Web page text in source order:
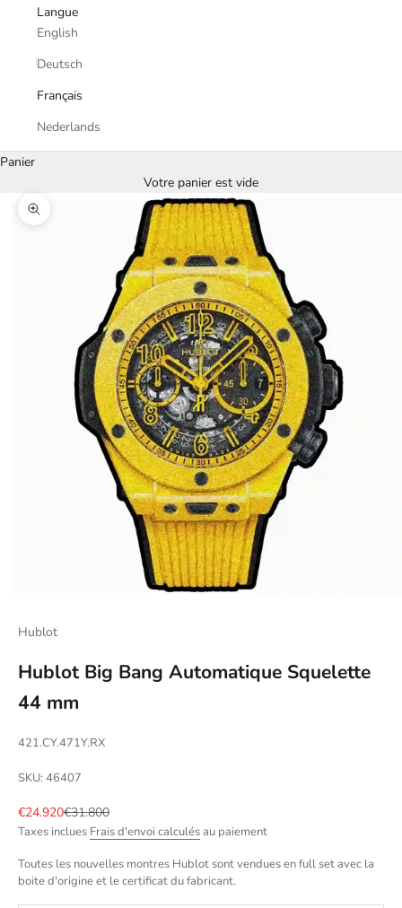
Langue
English
Deutsch
Français
Nederlands
Panier
Votre panier est vide
Zoomer sur l'image
Hublot
Hublot Big Bang Automatique Squelette
44 mm
421.CY.471Y.RX
SKU: 46407
Prix de vente
€24.920Prix normal
€31.800
Taxes inclues Frais d'envoi calculésau paiement
Toutes les nouvelles montres Hublot sont vendues en full set avec la
boite d'origine et le certificat du fabricant.